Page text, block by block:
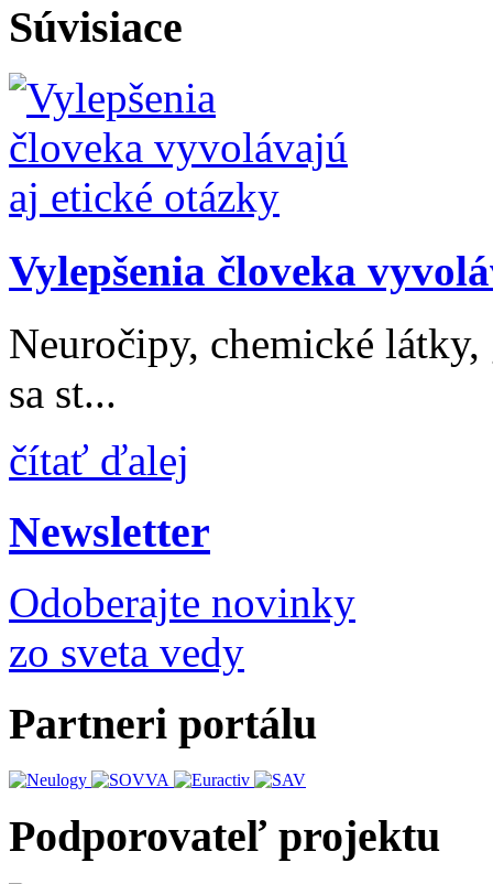
Súvisiace
Vylepšenia človeka
Neuročipy, chemické
sa st...
čítať ďalej
Newsletter
Odoberajte novinky
zo sveta vedy
Partneri portálu
Podporovateľ projektu